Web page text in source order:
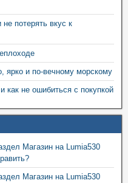
потерять вкус к
ярко и по-вечному морскому
как не ошибиться с покупкой
Магазин на Lumia530
Магазин на Lumia530